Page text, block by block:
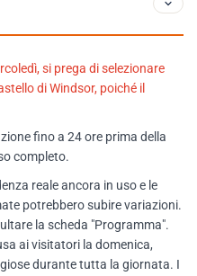
si prega di selezionare
di Windsor, poiché il
fino a 24 ore prima della
completo.
reale ancora in uso e le
potrebbero subire variazioni.
la scheda "Programma".
ai visitatori la domenica,
durante tutta la giornata. I